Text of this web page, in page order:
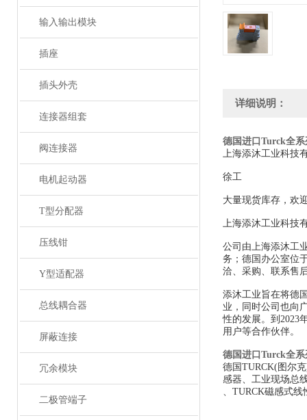
输入输出模块
插座
插头外壳
连接器组套
阀连接器
电机起动器
T型分配器
压线钳
Y型适配器
总线耦合器
屏蔽连接
冗余模块
二极管端子
详细说明：
德国进口Turck全
上海添沐工业科技
徐工
大量现货库存，欢
上海添沐工业科技
公司由上海添沐工
务；德国办公室位
洽、采购、联系售
添沐工业旨在将德
业，同时公司也向
性的发展。到2023
用户等合作伙伴。
德国进口Turck全
德国TURCK(图尔
感器、工业现场总
、TURCK磁感式